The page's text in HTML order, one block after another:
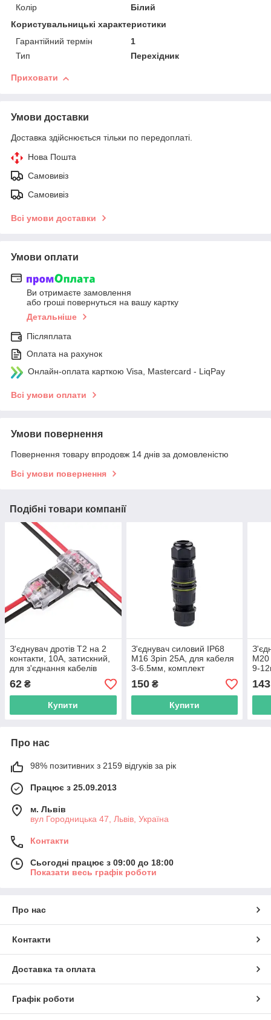
Колір
Білий
Користувальницькі характеристики
Гарантійний термін
1
Тип
Перехідник
Приховати
Умови доставки
Доставка здійснюється тільки по передоплаті.
Нова Пошта
Самовивіз
Самовивіз
Всі умови доставки
Умови оплати
Ви отримаєте замовлення
або гроші повернуться на вашу картку
Детальніше
Післяплата
Оплата на рахунок
Онлайн-оплата карткою Visa, Mastercard - LiqPay
Всі умови оплати
Умови повернення
Повернення товару впродовж 14 днів за домовленістю
Всі умови повернення
Подібні товари компанії
З'єднувач дротів T2 на 2
контакти, 10A, затискний,
для з'єднання кабелів
AWG22-18
62 ₴
Купити
З'єднувач силовий IP68
M16 3pin 25A, для кабеля
3-6.5мм, комплект
male+female, водостійкий
150₴
Купити
9-
143
Про нас
98% позитивних з 2159 відгуків за рік
Працює з 25.09.2013
м. Львів
вул Городницька 47, Львів, Україна
Контакти
Сьогодні працює з 09:00 до 18:00
Показати весь графік роботи
Про нас
Контакти
Доставка та оплата
Графік роботи